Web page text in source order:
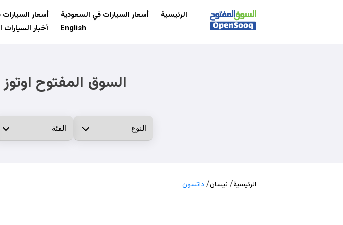
الرئيسية أسعار السيارات في السعودية أسعار السيارات
English
أخبار السيارات
السوق المفتوح
الرئيسية/ نيسان/ داتسون